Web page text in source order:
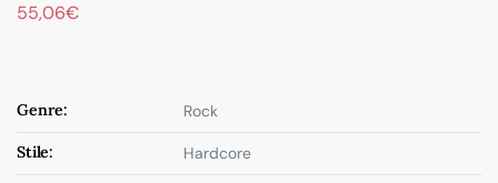
55,06€
Genre: Rock
Stile: Hardcore